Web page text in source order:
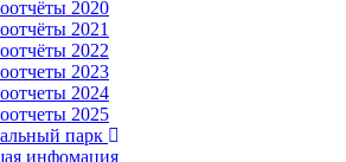
2020
2021
2022
2023
2024
2025
парк
инфомация